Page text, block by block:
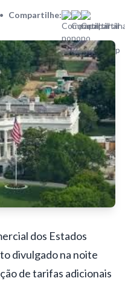
• Compartilhe:
dos Estados
divulgado na noite
de tarifas adicionais